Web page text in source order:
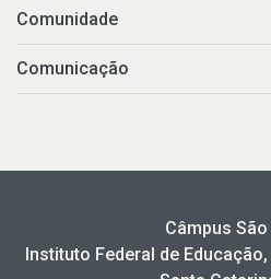
Comunidade
Comunicação
Câmpus
Instituto Federal de